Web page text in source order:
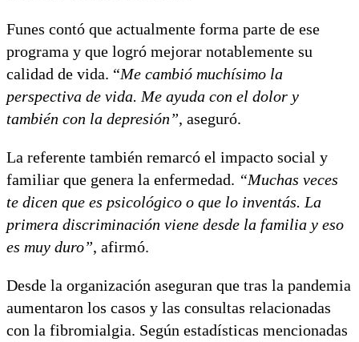
Funes contó que actualmente forma parte de ese
programa y que logró mejorar notablemente su
calidad de vida. “Me cambió muchísimo la
perspectiva de vida. Me ayuda con el dolor y
también con la depresión”, aseguró.
La referente también remarcó el impacto social y
familiar que genera la enfermedad. “Muchas veces
te dicen que es psicológico o que lo inventás. La
primera discriminación viene desde la familia y eso
es muy duro”, afirmó.
Desde la organización aseguran que tras la pandemia
aumentaron los casos y las consultas relacionadas
con la fibromialgia. Según estadísticas mencionadas